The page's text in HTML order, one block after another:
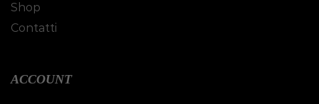
Shop
Contatti
ACCOUNT